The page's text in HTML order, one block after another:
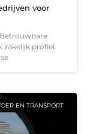
voor
zakelijk profiel.
EN TRANSPORT